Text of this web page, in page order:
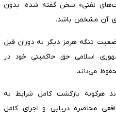
نفتی» سخن گفته شده، بدون
آن مشخص باشد.
تنگه هرمز دیگر به دوران قبل
اسلامی حق حاکمیتی خود در
می‌داند.
هرگونه بازگشت کامل شرایط به
محاصره دریایی و اجرای کامل